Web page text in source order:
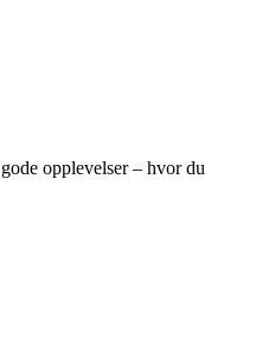
opplevelser – hvor du